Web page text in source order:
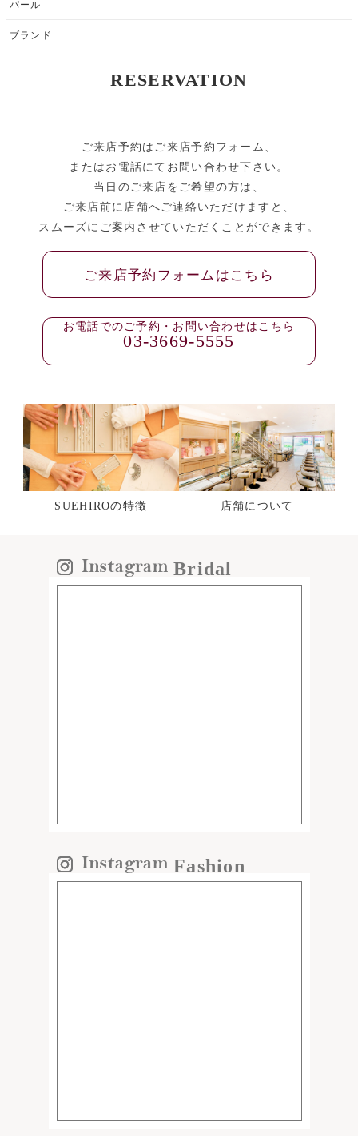
パール
ブランド
RESERVATION
ご来店予約はご来店予約フォーム、
またはお電話にてお問い合わせ下さい。
当日のご来店をご希望の方は、
ご来店前に店舗へご連絡いただけますと、
スムーズにご案内させていただくことができます。
ご来店予約フォームはこちら
お電話でのご予約・お問い合わせはこちら
03-3669-5555
SUEHIROの特徴 店舗について
Bridal
Fashion